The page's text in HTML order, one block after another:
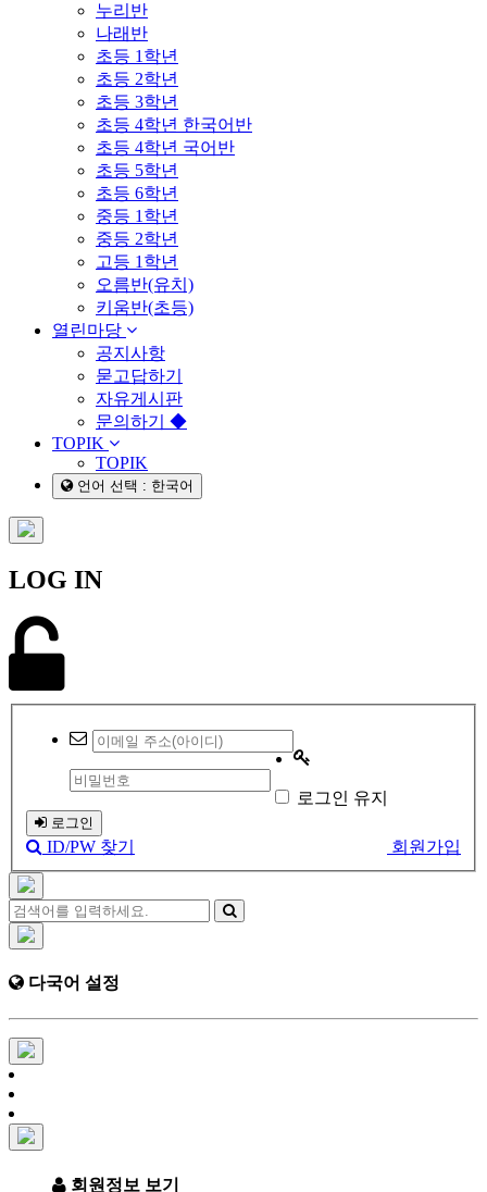
누리반
나래반
초등 1학년
초등 2학년
초등 3학년
초등 4학년 한국어반
초등 4학년 국어반
초등 5학년
초등 6학년
중등 1학년
중등 2학년
고등 1학년
오름반(유치)
키움반(초등)
열린마당
공지사항
묻고답하기
자유게시판
문의하기 ◆
TOPIK
TOPIK
언어 선택 : 한국어
LOG IN
로그인 유지
로그인
회원가입
ID/PW 찾기
다국어 설정
회원정보 보기